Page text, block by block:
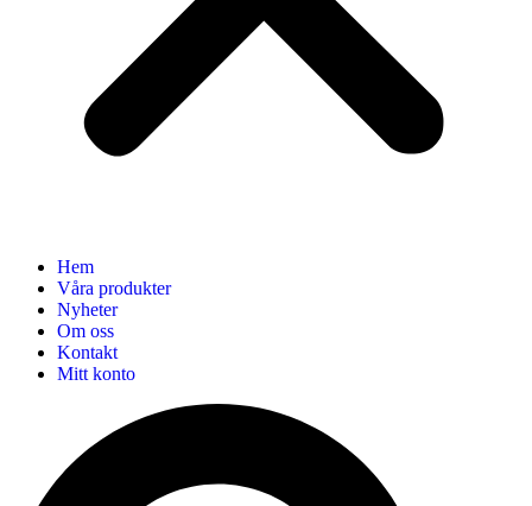
Hem
Våra produkter
Nyheter
Om oss
Kontakt
Mitt konto